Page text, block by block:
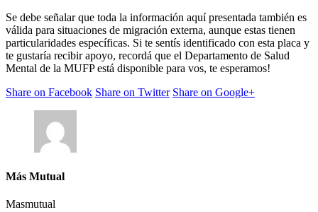
Se debe señalar que toda la información aquí presentada también es
válida para situaciones de migración externa, aunque estas tienen
particularidades específicas. Si te sentís identificado con esta placa y
te gustaría recibir apoyo, recordá que el Departamento de Salud
Mental de la MUFP está disponible para vos, te esperamos!
Share on Facebook Share on Twitter Share on Google+
Más Mutual
Masmutual